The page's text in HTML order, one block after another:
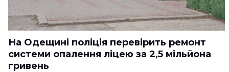
На Одещині поліція перевірить ремонт
системи опалення ліцею за 2,5 мільйона
гривень